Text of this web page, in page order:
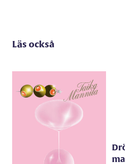
Läs också